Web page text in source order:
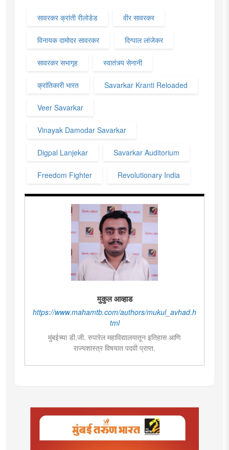
सावरकर क्रांती रीलोडेड वीर सावरकर
विनायक दामोदर सावरकर दिग्पाल लांजेकर
सावरकर सभागृह स्वातंत्र्य सेनानी
क्रांतिकारी भारत Savarkar Kranti Reloaded
Veer Savarkar
Vinayak Damodar Savarkar
Digpal Lanjekar Savarkar Auditorium
Freedom Fighter Revolutionary India
मुकुल आव्हाड
https://www.mahamtb.com/authors/mukul_avhad.h
tml
मुंबईच्या डी.जी. रुपारेल महाविद्यालयातून इतिहास आणि
राज्यशास्त्र विषयात पदवी प्राप्त.
साठी विविध विषयांवर कार्यक्रम सादर केले.वाचनाची आवड.